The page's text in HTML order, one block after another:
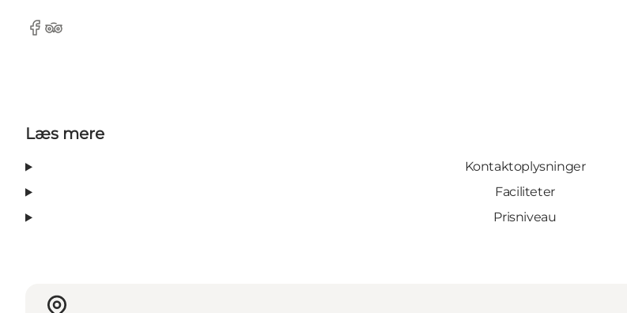
Facebook
Tripadvisor
Læs mere
Kontaktoplysninger
Faciliteter
Prisniveau